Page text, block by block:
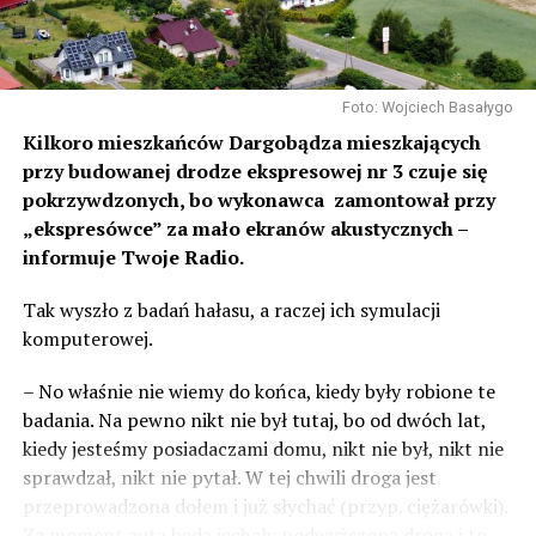
Foto: Wojciech Basałygo
Kilkoro mieszkańców Dargobądza mieszkających
przy budowanej drodze ekspresowej nr 3 czuje się
pokrzywdzonych, bo wykonawca zamontował przy
„ekspresówce” za mało ekranów akustycznych –
informuje Twoje Radio.
Tak wyszło z badań hałasu, a raczej ich symulacji
komputerowej.
– No właśnie nie wiemy do końca, kiedy były robione te
badania. Na pewno nikt nie był tutaj, bo od dwóch lat,
kiedy jesteśmy posiadaczami domu, nikt nie był, nikt nie
sprawdzał, nikt nie pytał. W tej chwili droga jest
przeprowadzona dołem i już słychać (przyp. ciężarówki).